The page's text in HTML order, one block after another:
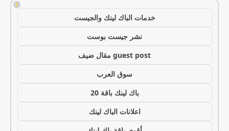
!
خدمات الباك لينك والجيست
نشر جيست بوست
guest post مقال ضيف
سوق العرب
باك لينك باقة 20
اعلانات الباك لينك